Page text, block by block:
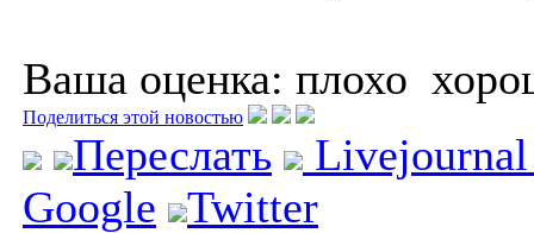
Ваша оценка: плохо
Поделиться этой новостью
Переслать
Google
Twitter